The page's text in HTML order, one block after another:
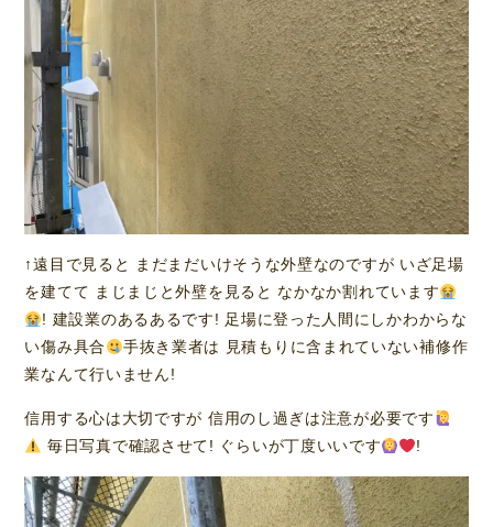
↑遠目で見ると まだまだいけそうな外壁なのですが いざ足場
を建てて まじまじと外壁を見ると なかなか割れています
! 建設業のあるあるです! 足場に登った人間にしかわからな
い傷み具合
手抜き業者は 見積もりに含まれていない補修作
業なんて行いません!
信用する心は大切ですが 信用のし過ぎは注意が必要です
毎日写真で確認させて! ぐらいが丁度いいです
!